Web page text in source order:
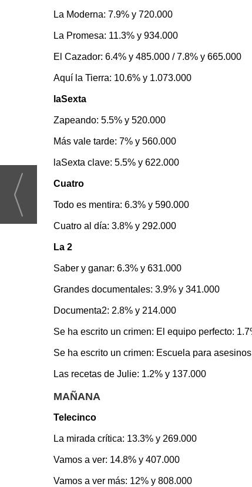
La Moderna: 7.9% y 720.000
La Promesa: 11.3% y 934.000
El Cazador: 6.4% y 485.000 / 7.8% y 665.000
Aquí la Tierra: 10.6% y 1.073.000
laSexta
Zapeando: 5.5% y 520.000
Más vale tarde: 7% y 560.000
laSexta clave: 5.5% y 622.000
Cuatro
Todo es mentira: 6.3% y 590.000
Cuatro al día: 3.8% y 292.000
La 2
Saber y ganar: 6.3% y 631.000
Grandes documentales: 3.9% y 341.000
Documenta2: 2.8% y 214.000
Se ha escrito un crimen: El equipo perfecto:
Se ha escrito un crimen: Escuela para
Las recetas de Julie: 1.2% y 137.000
MAÑANA
Telecinco
La mirada crítica: 13.3% y 269.000
Vamos a ver: 14.8% y 407.000
Vamos a ver más: 12% y 808.000